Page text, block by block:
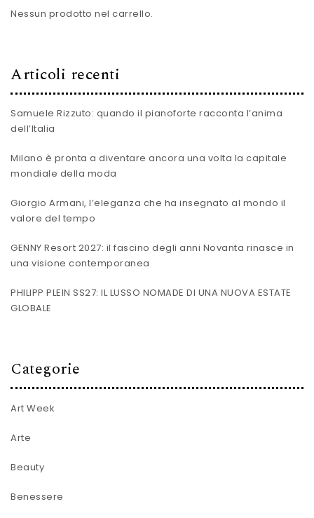
Nessun prodotto nel carrello.
Articoli recenti
Samuele Rizzuto: quando il pianoforte racconta l’anima
dell’Italia
Milano è pronta a diventare ancora una volta la capitale
mondiale della moda
Giorgio Armani, l’eleganza che ha insegnato al mondo il
valore del tempo
GENNY Resort 2027: il fascino degli anni Novanta rinasce in
una visione contemporanea
PHILIPP PLEIN SS27: IL LUSSO NOMADE DI UNA NUOVA ESTATE
GLOBALE
Categorie
Art Week
Arte
Beauty
Benessere